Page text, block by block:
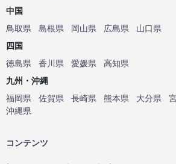
中国
鳥取県
島根県 岡山県 広島県
山口県
四国
徳島県
香川県 愛媛県
高知県
九州・沖縄
福岡県
佐賀県 長崎県 熊本県 大分県
沖縄県
コンテンツ